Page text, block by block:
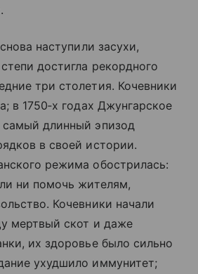
наступили засухи,
достигла рекордного
три столетия. Кочевники
в 1750‑х годах Джунгарское
длинный эпизод
в своей истории.
режима обострилась:
ни помочь жителям,
Кочевники начали
мертвый скот и даже
их здоровье было сильно
ухудшило иммунитет;